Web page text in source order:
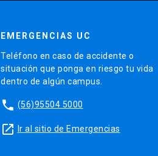
EMERGENCIAS UC
Teléfono en caso de accidente o
situación que ponga en riesgo tu vida
dentro de algún campus.
phone (56)95504 5000
launch Ir al sitio de Emergencias